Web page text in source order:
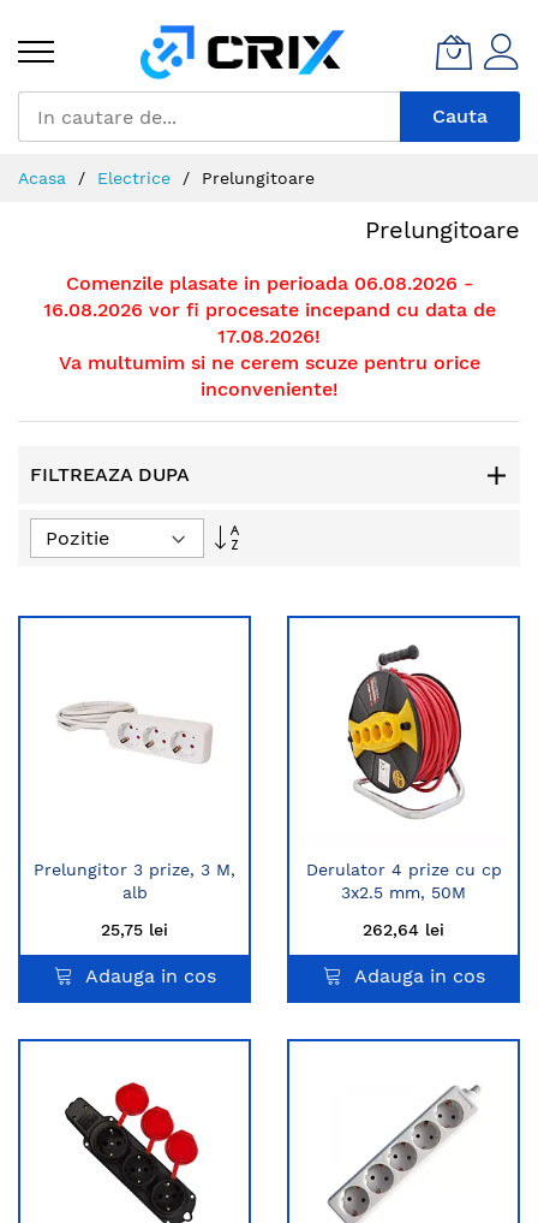
Continut
Cauta
Acasa Electrice Prelungitoare
Prelungitoare
Comenzile plasate in perioada 06.08.2026 -
16.08.2026 vor fi procesate incepand cu data de
17.08.2026!
Va multumim si ne cerem scuze pentru orice
inconveniente!
FILTREAZA DUPA
Setati
Prelungitor 3 prize, 3 M,
alb
25,75 lei
Adauga in cos
Derulator 4 prize cu cp
3x2.5 mm, 50M
262,64 lei
Adauga in cos